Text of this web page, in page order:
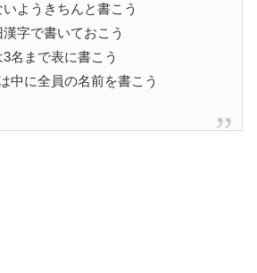
いようきちんと書こう
漢字で書いておこう
名まで表に書こう
中に全員の名前を書こう